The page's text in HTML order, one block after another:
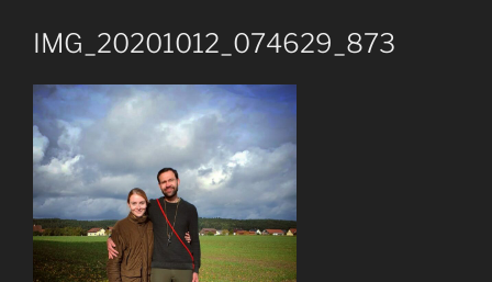
IMG_20201012_074629_873